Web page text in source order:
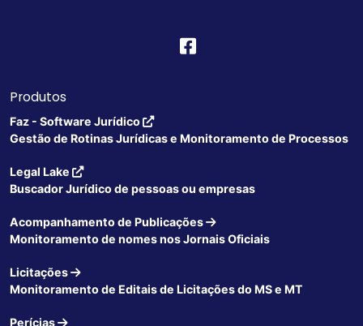
Produtos
Faz - Software Jurídico
Gestão de Rotinas Jurídicas e Monitoramento de Processos
Legal Lake
Buscador Jurídico de pessoas ou empresas
Acompanhamento de Publicações
Monitoramento de nomes nos Jornais Oficiais
Licitações
Monitoramento de Editais de Licitações do MS e MT
Perícias